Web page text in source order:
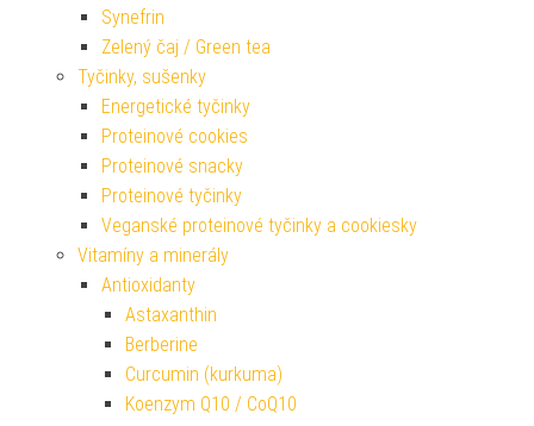
Synefrin
Zelený čaj / Green tea
Tyčinky, sušenky
Energetické tyčinky
Proteinové cookies
Proteinové snacky
Proteinové tyčinky
Veganské proteinové tyčinky a cookiesky
Vitamíny a minerály
Antioxidanty
Astaxanthin
Berberine
Curcumin (kurkuma)
Koenzym Q10 / CoQ10